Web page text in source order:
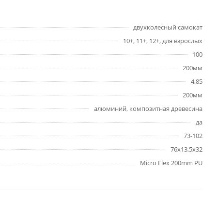
двухколесный самокат
10+, 11+, 12+, для взрослых
100
200мм
4,85
200мм
алюминий, композитная древесина
да
73-102
76x13,5x32
Micro Flex 200mm PU